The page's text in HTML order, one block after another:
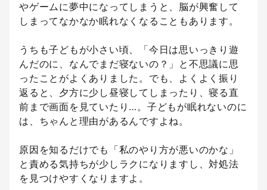
やゲームに夢中になってしまうと、脳が興奮して
しまってなかなか眠れなくなることもあります。
うちも子どもが小さい頃、「今日は思いっきり遊
んだのに、なんでまだ寝ないの？」と不思議に思
ったことがよくありました。でも、よくよく振り
返ると、夕方に少し昼寝してしまったり、寝る直
前まで画面を見ていたり…。子どもが眠れないのに
は、ちゃんと理由があるんですよね。
原因を知るだけでも「私のやり方が悪いのかな」
と責める気持ちが少しラクになりますし、対処法
を見つけやすくなりますよ。